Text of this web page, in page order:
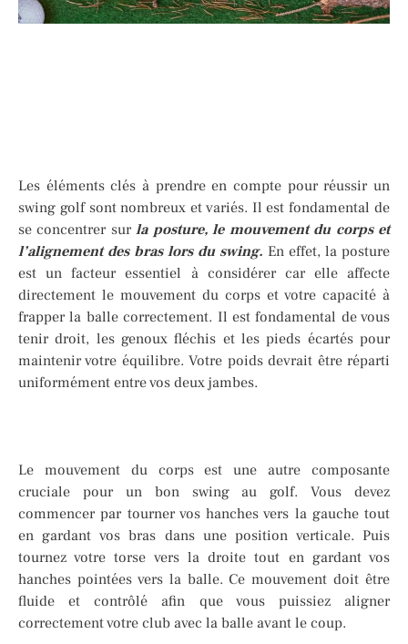
Les éléments clés à prendre en compte pour réussir un
swing golf sont nombreux et variés. Il est fondamental de
se concentrer surla posture, le mouvement du corps et
l’alignement des bras lors du swing. En effet, la posture
est un facteur essentiel à considérer car elle affecte
directement le mouvement du corps et votre capacité à
frapper la balle correctement. Il est fondamental de vous
tenir droit, les genoux fléchis et les pieds écartés pour
maintenir votre équilibre. Votre poids devrait être réparti
uniformément entre vos deux jambes.
Le mouvement du corps est une autre composante
cruciale pour un bon swing au golf. Vous devez
commencer par tourner vos hanches vers la gauche tout
en gardant vos bras dans une position verticale. Puis
tournez votre torse vers la droite tout en gardant vos
hanches pointées vers la balle. Ce mouvement doit être
fluide et contrôlé afin que vous puissiez aligner
correctement votre club avec la balle avant le coup.